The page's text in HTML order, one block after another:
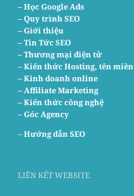
–Học Google Ads
– Quy trình SEO
– Giới thiệu
– Tin Tức SEO
– Thương mại điện tử
– Kiến thức Hosting, tên miền
– Kinh doanh online
– Affiliate Marketing
– Kiến thức công nghệ
– Góc Agency
–Hướng dẫn SEO
LIÊN KẾT WEBSITE